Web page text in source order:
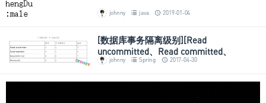
johnny java 2019-01-04
[数据库事务隔离级别][Read
uncommitted、Read committed、
Repeatable read、Serializable]
johnny Spring 2017-04-30